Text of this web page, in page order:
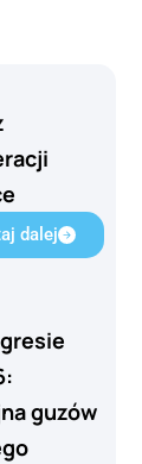
dalej
guzów